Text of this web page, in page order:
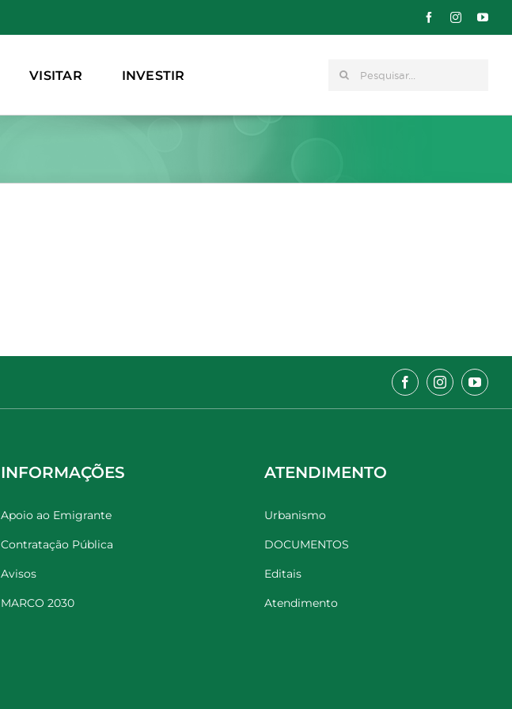
VISITAR INVESTIR Pesquisar
INFORMAÇÕES
Apoio ao Emigrante
Contratação Pública
Avisos
MARCO 2030
ATENDIMENTO
Urbanismo
DOCUMENTOS
Editais
Atendimento